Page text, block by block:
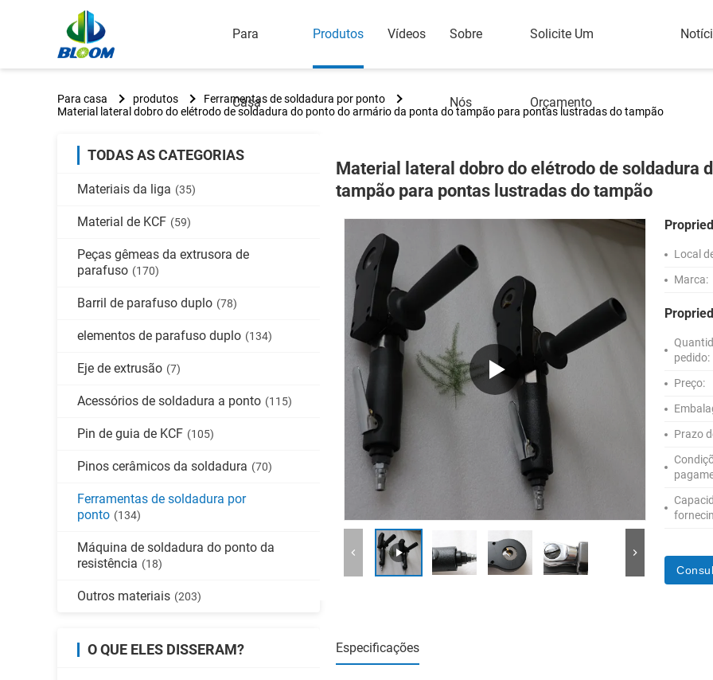
Para
Casa
Produtos Vídeos Sobre
Nós
Solicite Um
Orçamento
Para casa produtos
Ferramentas de soldadura por ponto
Material lateral dobro do elétrodo de soldadura do ponto do armário da ponta do tampão para pontas lustradas do tampão
TODAS AS CATEGORIAS
Materiais da liga (35)
Material de KCF (59)
Peças gêmeas da extrusora de
parafuso (170)
Barril de parafuso duplo (78)
elementos de parafuso duplo (134)
Eje de extrusão (7)
Acessórios de soldadura a ponto (115)
Pin de guia de KCF (105)
Pinos cerâmicos da soldadura (70)
Ferramentas de soldadura por
ponto (134)
Máquina de soldadura do ponto da
resistência (18)
Outros materiais (203)
O QUE ELES DISSERAM?
Material lateral dobro do elétrodo de soldadura
tampão para pontas lustradas do tampão
Local
Marca:
pedido:
Preço:
Prazo
Especificações